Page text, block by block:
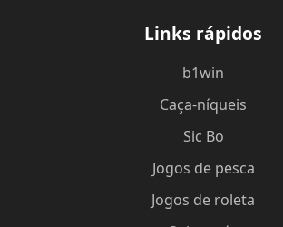
Links rápidos
b1win
Caça-níqueis
Sic Bo
Jogos de pesca
Jogos de roleta